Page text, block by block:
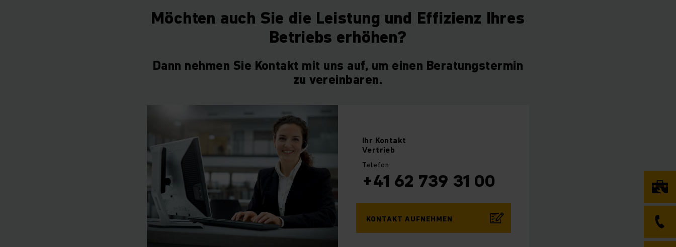
Möchten auch Sie die Leistung und Effizienz Ihres
Betriebs erhöhen?
Dann nehmen Sie Kontakt mit uns auf, um einen Beratungstermin
zu vereinbaren.
Ihr Kontakt
Vertrieb
Telefon
+41 62 739 31 00
KONTAKT AUFNEHMEN